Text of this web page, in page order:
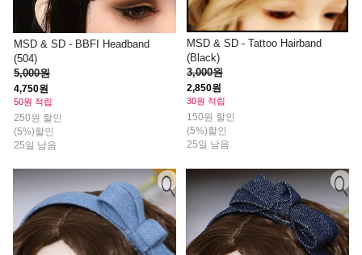
MSD & SD - BBFI Headband
(504)
5,000원
4,750원
50원 적립
250원 할인
(5%)할인
25일 남음
MSD & SD - Tattoo Hairband
(Black)
3,000원
2,850원
30원 적립
150원 할인
(5%)할인
25일 남음